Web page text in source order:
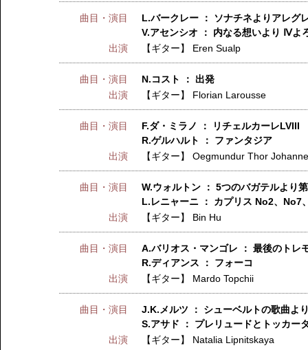
曲目・演目
L.バークレー ： ソナチネよりアレグ
V.アセンシオ ： 内なる想いより Ⅳよ
出演
【ギター】 Eren Sualp
曲目・演目
N.コスト ： 出発
出演
【ギター】 Florian Larousse
曲目・演目
F.ダ・ミラノ ： リチェルカーレLVIII
R.ゲルハルト ： ファンタジア
出演
【ギター】Oegmundur Thor
曲目・演目
W.ウォルトン ： 5つのバガテルより
L.レニャーニ ： カプリス No2、No7
出演
【ギター】 Bin Hu
曲目・演目
A.バリオス・マンゴレ ： 最後のトレ
R.ディアンス ： フォーコ
出演
【ギター】 Mardo Topchii
曲目・演目
J.K.メルツ ： シューベルトの歌曲よ
S.アサド ： プレリュードとトッカー
出演
【ギター】 Natalia Lipnitskaya